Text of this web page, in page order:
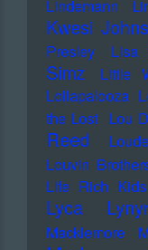
Lindemann
Kwesi
Presley
Lisa
Simz
Little
Lollapalooza
the Lost Lou
Reed
Louvin
Life Rich Kids
Lyca
Macklemore